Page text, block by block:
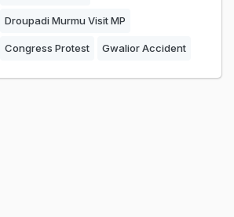
Droupadi Murmu Visit MP
Congress Protest Gwalior Accident